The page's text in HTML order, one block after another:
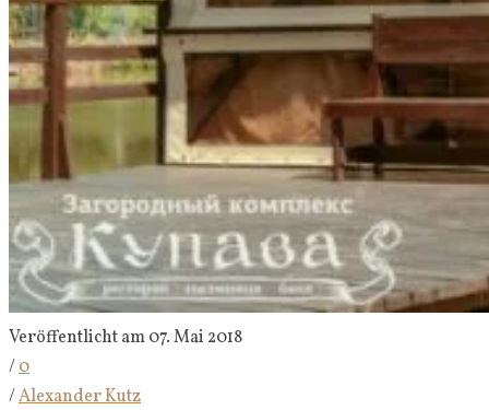
Veröffentlicht am 07. Mai 2018
/0
/Alexander Kutz